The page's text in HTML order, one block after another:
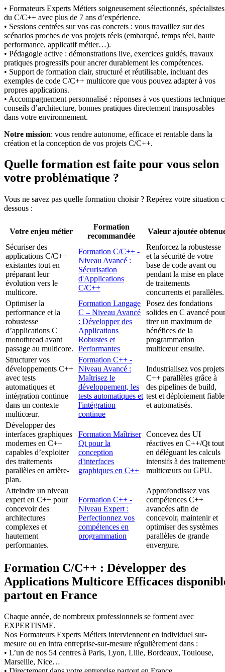
• Formateurs Experts Métiers soigneusement sélectionnés, spécialistes
du C/C++ avec plus de 7 ans d’expérience.
• Sessions centrées sur vos cas concrets : vous travaillez sur des
scénarios proches de vos projets réels (embarqué, temps réel, haute
performance, applicatif métier…).
• Pédagogie active : démonstrations live, exercices guidés, travaux
pratiques progressifs pour ancrer durablement les compétences.
• Support de formation clair, structuré et réutilisable, incluant des
exemples de code C/C++ multicore que vous pouvez adapter à vos
propres applications.
• Accompagnement personnalisé : réponses à vos questions
conseils d’architecture, bonnes pratiques directement transposables
dans votre environnement.
Notre mission: vous rendre autonome, efficace et rentable dans la
création et la conception de vos projets C/C++.
Quelle formation est faite pour vous selon
votre problématique ?
Vous ne savez pas quelle formation choisir ? Repérez votre situation
dessous :
Votre enjeu métier
Formation
recommandée
Valeur ajoutée
Sécuriser des
applications C/C++
existantes tout en
préparant leur
évolution vers le
multicore.
Formation C/C++ -
Niveau Avancé :
Sécurisation
d'Applications
C/C++
Renforcez la robustesse
et la sécurité de votre
base de code avant ou
pendant la mise en place
de traitements
concurrents et parallèles.
Optimiser la
performance et la
robustesse
d’applications C
monothread avant
passage au multicore.
Formation Langage
C – Niveau Avancé
: Développer des
Applications
Robustes et
Performantes
Posez des fondations
solides en C avancé pour
tirer un maximum de
bénéfices de la
programmation
multicœur ensuite.
Structurer vos
développements C++
avec tests
automatiques et
intégration continue
dans un contexte
multicœur.
Formation C++ -
Niveau Avancé :
Maîtrisez le
développement, les
tests automatiques et
l'intégration
continue
Industrialisez vos projets
C++ parallèles grâce à
des pipelines de build,
test et déploiement
et automatisés.
Développer des
interfaces graphiques
modernes en C++
capables d’exploiter
des traitements
parallèles en arrière-
plan.
Formation Maîtriser
Qt pour la
conception
d'interfaces
graphiques en C++
Concevez des UI
réactives en C++/Qt tout
en déléguant les calculs
intensifs à des
multicœurs ou GPU.
Atteindre un niveau
expert en C++ pour
concevoir des
architectures
complexes et
hautement
performantes.
Formation C++ -
Niveau Expert :
Perfectionnez vos
compétences en
programmation
Approfondissez vos
compétences C++
avancées afin de
concevoir, maintenir et
optimiser des systèmes
parallèles de grande
envergure.
Formation C/C++ : Développer des
Applications Multicore Efficaces
partout en France
Chaque année, de nombreux professionnels se forment avec
EXPERTISME.
Nos Formateurs Experts Métiers interviennent en individuel sur-
mesure ou en intra entreprise-sur-mesure régulièrement dans :
• L’un de nos 54 centres à Paris, Lyon, Lille, Bordeaux, Toulouse,
Marseille, Nice…